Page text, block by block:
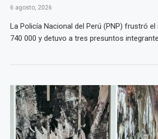
6 agosto, 2026
La Policía Nacional del Perú (PNP) frustró
740 000 y detuvo a tres presuntos